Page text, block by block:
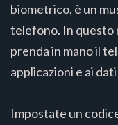
biometrico, è un
telefono. In questo
prenda in mano il
applicazioni e ai
Impostate un